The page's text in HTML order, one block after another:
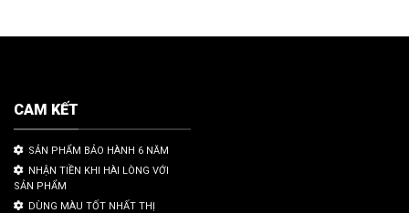
CAM KẾT
SẢN PHẨM BẢO HÀNH 6 NĂM
NHẬN TIỀN KHI HÀI LÒNG VỚI
SẢN PHẨM
DÙNG MÀU TỐT NHẤT THỊ